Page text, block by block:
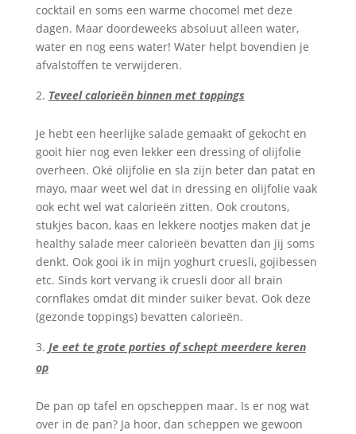
cocktail en soms een warme chocomel met deze
dagen. Maar doordeweeks absoluut alleen water,
water en nog eens water! Water helpt bovendien je
afvalstoffen te verwijderen.
Teveel calorieën binnen met toppings
Je hebt een heerlijke salade gemaakt of gekocht en
gooit hier nog even lekker een dressing of olijfolie
overheen. Oké olijfolie en sla zijn beter dan patat en
mayo, maar weet wel dat in dressing en olijfolie vaak
ook echt wel wat calorieën zitten. Ook croutons,
stukjes bacon, kaas en lekkere nootjes maken dat je
healthy salade meer calorieën bevatten dan jij soms
denkt. Ook gooi ik in mijn yoghurt cruesli, gojibessen
etc. Sinds kort vervang ik cruesli door all brain
cornflakes omdat dit minder suiker bevat. Ook deze
(gezonde toppings) bevatten calorieën.
Je eet te grote porties of schept meerdere keren
op
De pan op tafel en opscheppen maar. Is er nog wat
over in de pan? Ja hoor, dan scheppen we gewoon